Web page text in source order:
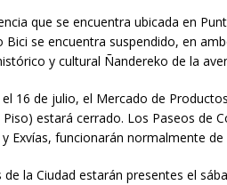
que se encuentra ubicada en
Bici se encuentra suspendido, en
y cultural Ñandereko de la
16 de julio, el Mercado de
estará cerrado. Los Paseos de
Exvías, funcionarán normalmente de
la Ciudad estarán presentes el